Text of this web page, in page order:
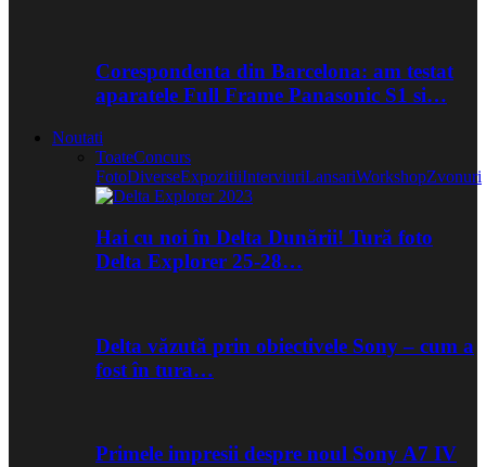
Corespondenta din Barcelona: am testat
aparatele Full Frame Panasonic S1 si…
Noutati
ToateConcurs
FotoDiverseExpozitiiInterviuriLansariWorkshopZvonuri
Hai cu noi în Delta Dunării! Tură foto
Delta Explorer 25-28…
Delta văzută prin obiectivele Sony – cum a
fost în tura…
Primele impresii despre noul Sony A7 IV